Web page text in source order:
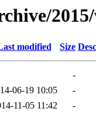
modified Size
-
06-19 10:05
-
11-05 11:42
-